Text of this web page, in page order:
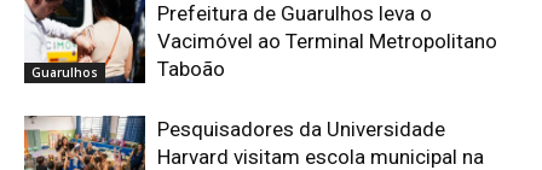
Guarulhos
Prefeitura de Guarulhos leva o
Vacimóvel ao Terminal Metropolitano
Taboão
Pesquisadores da Universidade
Harvard visitam escola municipal na